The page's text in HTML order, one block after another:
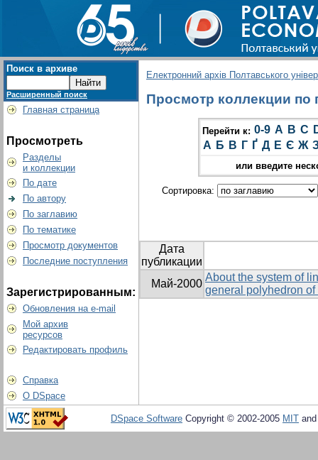
Поиск в архиве
Расширенный поиск
Главная страница
Просмотреть
Разделы
и коллекции
По дате
По автору
По заглавию
По тематике
Просмотр документов
Последние поступления
Зарегистрированным:
Обновления на e-mail
Мой архив
ресурсов
Редактировать профиль
Справка
О DSpace
Електронний архів Полтавського
Просмотр коллекции по
Перейти к: 0-9 A B C
А Б В Г Ґ Д Е Є Ж
или введите
Сортировка:
Дата
публикации
Май-2000
About the system of
general polyhedron
DSpace Software Copyright © 2002-2005 MIT